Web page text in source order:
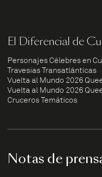
El Diferencial de
Personajes Célebres en
Travesías Transatlánticas
Vuelta al Mundo 2026
Vuelta al Mundo 2026
Cruceros Temáticos
Notas de